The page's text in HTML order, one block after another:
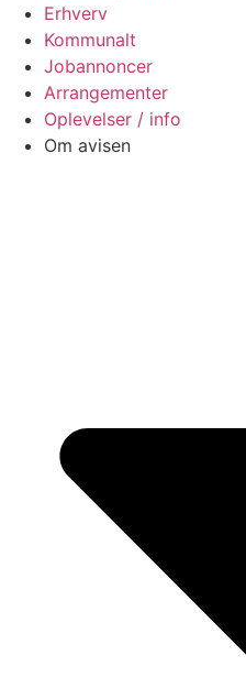
Erhverv
Kommunalt
Jobannoncer
Arrangementer
Oplevelser / info
Om avisen